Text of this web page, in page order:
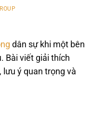
dân sự khi một bên
Bài viết giải thích
lưu ý quan trọng và